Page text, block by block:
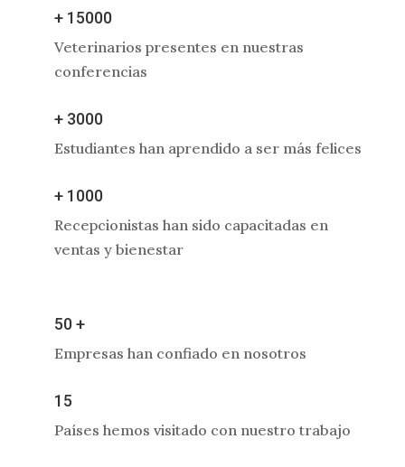
+ 15000
Veterinarios presentes en nuestras
conferencias
+ 3000
Estudiantes han aprendido a ser más felices
+ 1000
Recepcionistas han sido capacitadas en
ventas y bienestar
50 +
Empresas han confiado en nosotros
15
Países hemos visitado con nuestro trabajo